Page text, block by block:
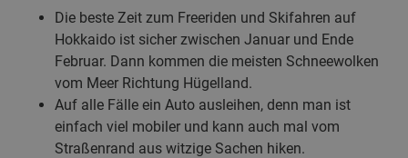
Die beste Zeit zum Freeriden und Skifahren auf
Hokkaido ist sicher zwischen Januar und Ende
Februar. Dann kommen die meisten Schneewolken
vom Meer Richtung Hügelland.
Auf alle Fälle ein Auto ausleihen, denn man ist
einfach viel mobiler und kann auch mal vom
Straßenrand aus witzige Sachen hiken.